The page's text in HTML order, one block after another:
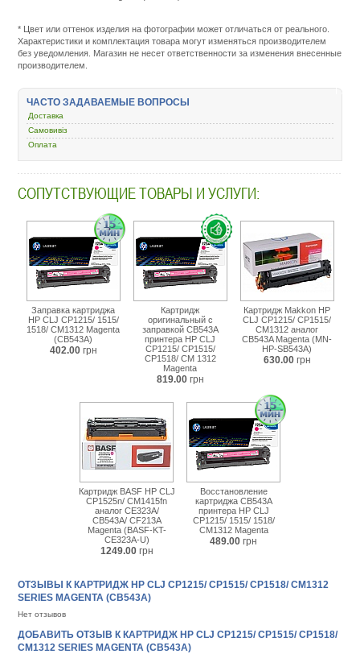
rashodnye-
materialy/5259-
kartridzh-
i-
cp1215-
cm1312-
series-
magenta-
cb543a.html
* Цвет или оттенок изделия на фотографии может отличаться от реального.
Характеристики и комплектация товара могут изменяться производителем
без уведомления. Магазин не несет ответственности за изменения внесенные
производителем.
ЧАСТО ЗАДАВАЕМЫЕ ВОПРОСЫ
Доставка
Самовивіз
Оплата
СОПУТСТВУЮЩИЕ ТОВАРЫ И УСЛУГИ:
Заправка картриджа
HP CLJ CP1215/ 1515/
1518/ CM1312 Magenta
(CB543A)
402.00 грн
Картридж
оригинальный с
заправкой CB543A
принтера HP CLJ
CP1215/ CP1515/
CP1518/ CM 1312
Magenta
819.00 грн
Картридж Makkon HP
CLJ CP1215/ CP1515/
CM1312 аналог
CB543A Magenta (MN-
HP-SB543A)
630.00 грн
Картридж BASF HP CLJ
CP1525n/ CM1415fn
аналог CE323A/
CB543A/ CF213A
Magenta (BASF-KT-
CE323A-U)
1249.00 грн
Восстановление
картриджа CB543A
принтера HP CLJ
CP1215/ 1515/ 1518/
CM1312 Magenta
489.00 грн
ОТЗЫВЫ К КАРТРИДЖ НР CLJ CP1215/ CP1515/ CP1518/ CM1312
SERIES MAGENTA (CB543A)
Нет отзывов
ДОБАВИТЬ ОТЗЫВ К КАРТРИДЖ НР CLJ CP1215/ CP1515/ CP1518/
CM1312 SERIES MAGENTA (CB543A)